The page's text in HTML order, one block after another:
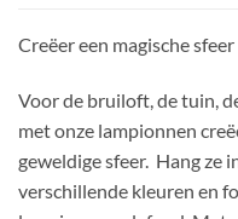
Creëer een magische
Voor de bruiloft, de tuin,
met onze lampionnen
geweldige sfeer. Hang ze
verschillende kleuren en